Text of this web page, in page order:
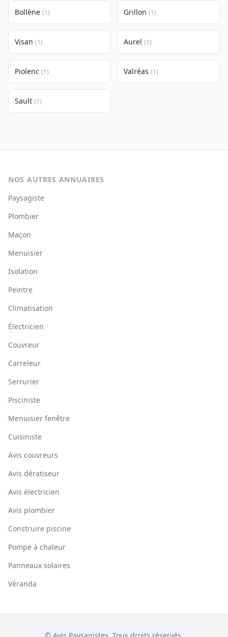
Bollène (1) Grillon (1)
Visan (1) Aurel (1)
Piolenc (1) Valréas (1)
Sault (1)
NOS AUTRES ANNUAIRES
Paysagiste
Plombier
Maçon
Menuisier
Isolation
Peintre
Climatisation
Électricien
Couvreur
Carreleur
Serrurier
Pisciniste
Menuisier fenêtre
Cuisiniste
Avis couvreurs
Avis dératiseur
Avis électricien
Avis plombier
Construire piscine
Pompe à chaleur
Panneaux solaires
Véranda